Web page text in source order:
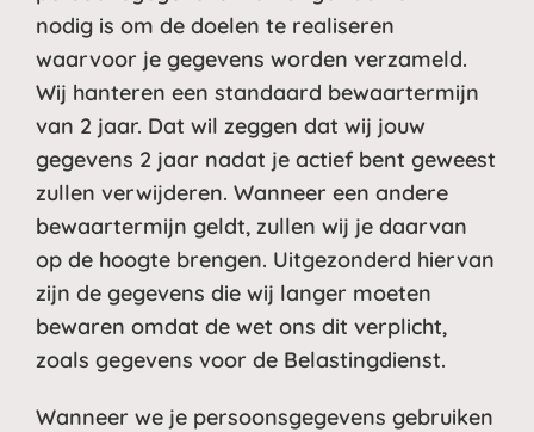
nodig is om de doelen te realiseren
waarvoor je gegevens worden verzameld.
Wij hanteren een standaard bewaartermijn
van 2 jaar. Dat wil zeggen dat wij jouw
gegevens 2 jaar nadat je actief bent geweest
zullen verwijderen. Wanneer een andere
bewaartermijn geldt, zullen wij je daarvan
op de hoogte brengen. Uitgezonderd hiervan
zijn de gegevens die wij langer moeten
bewaren omdat de wet ons dit verplicht,
zoals gegevens voor de Belastingdienst.
Wanneer we je persoonsgegevens gebruiken